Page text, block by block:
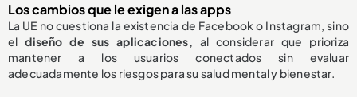
Los cambios que le exigen a las apps
La UE no cuestiona la existencia de Facebook o Instagram, sino
eldiseño de sus aplicaciones, al considerar que prioriza
mantener a los usuarios conectados sin evaluar
adecuadamente los riesgos para su salud mental y bienestar.